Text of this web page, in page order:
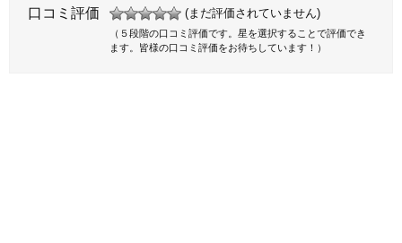
口コミ評価 (まだ評価されていません)
（５段階の口コミ評価です。星を選択することで評価でき
ます。皆様の口コミ評価をお待ちしています！）